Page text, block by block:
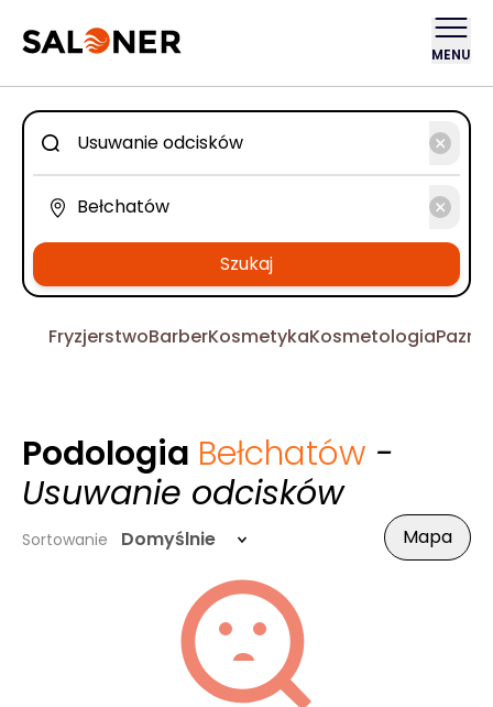
MENU
Szukaj
FryzjerstwoBarberKosmetykaKosmetologia
Podologia Bełchatów -
Usuwanie odcisków
Sortowanie Domyślnie Mapa